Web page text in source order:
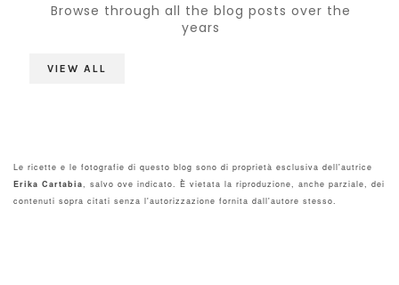
Browse through all the blog posts over the
years
VIEW ALL
Le ricette e le fotografie di questo blog sono di proprietà esclusiva dell'autrice
Erika Cartabia, salvo ove indicato. È vietata la riproduzione, anche parziale, dei
contenuti sopra citati senza l'autorizzazione fornita dall'autore stesso.